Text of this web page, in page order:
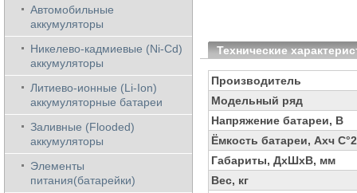
Технические
Производитель
Модельный ряд
Напряжение батареи, В
Ёмкость батареи, Ахч
Габариты, ДхШхВ, мм
Вес, кг
Автомобильные
аккумуляторы
Никелево-кадмиевые (Ni-Cd)
аккумуляторы
Литиево-ионные (Li-Ion)
аккумуляторные батареи
Заливные (Flooded)
аккумуляторы
Элементы
питания(батарейки)